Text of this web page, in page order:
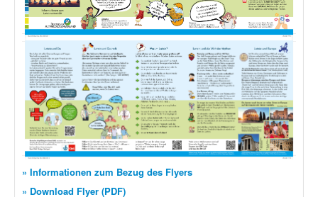
» Informationen zum Bezug des Flyers
» Download Flyer (PDF)